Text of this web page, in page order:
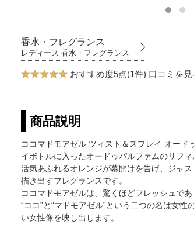
香水・フレグランス
レディース 香水・フレグランス
おすすめ度5点(1件) 口コミを見
商品説明
ココマドモアゼル ツィスト＆スプレイ オー
イボトルに入ったオードゥパルファムのリフィ
活気あふれるオレンジが幕開けを告げ、ジャ
描き出すフレグランスです。
ココマドモアゼルは、驚くほどフレッシュで
“ココ”と“マドモアゼル”という二つの名は女
い女性像を映し出します。